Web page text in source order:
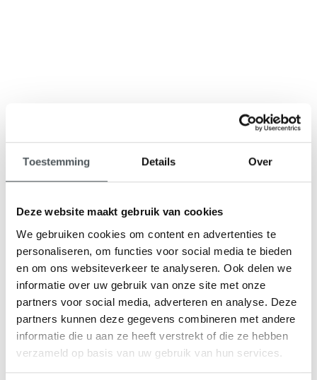
Toestemming Details Over
Deze website maakt gebruik van cookies
We gebruiken cookies om content en advertenties te
personaliseren, om functies voor social media te bieden
en om ons websiteverkeer te analyseren. Ook delen we
informatie over uw gebruik van onze site met onze
partners voor social media, adverteren en analyse. Deze
partners kunnen deze gegevens combineren met andere
informatie die u aan ze heeft verstrekt of die ze hebben
verzameld op basis van uw gebruik van hun services.
9,1